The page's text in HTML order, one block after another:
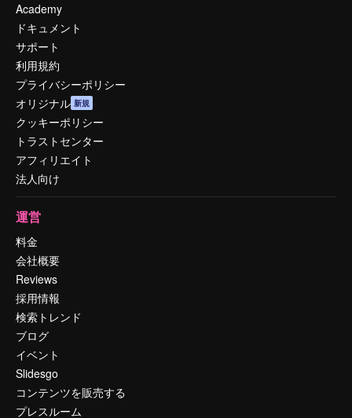
Academy
ドキュメント
サポート
利用規約
プライバシーポリシー
オリジナル 新規
クッキーポリシー
トラストセンター
アフィリエイト
法人向け
運営
料金
会社概要
Reviews
採用情報
検索トレンド
ブログ
イベント
Slidesgo
コンテンツを販売する
プレスルーム